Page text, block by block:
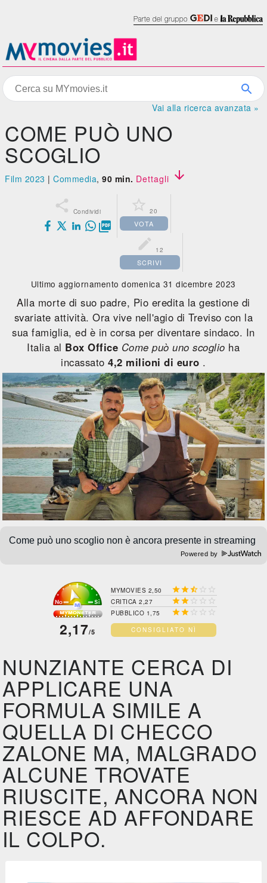
Vai alla ricerca avanzata »
COME PUÒ UNO
SCOGLIO
Film 2023 |Commedia,90 min. Dettagli 
 Condividi

 20
VOTA
 12
SCRIVI
Ultimo aggiornamento domenica 31 dicembre 2023
Alla morte di suo padre, Pio eredita la gestione di
svariate attività. Ora vive nell'agio di Treviso con la
sua famiglia, ed è in corsa per diventare sindaco. In
Italia al Box Office Come può uno scoglio ha
incassato4,2 milioni di euro .
Powered by
2,17/5
MYMOVIES 2,50   
CRITICA 2,27    
PUBBLICO 1,75    
CONSIGLIATO NÌ
NUNZIANTE CERCA DI
APPLICARE UNA
FORMULA SIMILE A
QUELLA DI CHECCO
ZALONE MA, MALGRADO
ALCUNE TROVATE
RIUSCITE, ANCORA NON
RIESCE AD AFFONDARE
IL COLPO.